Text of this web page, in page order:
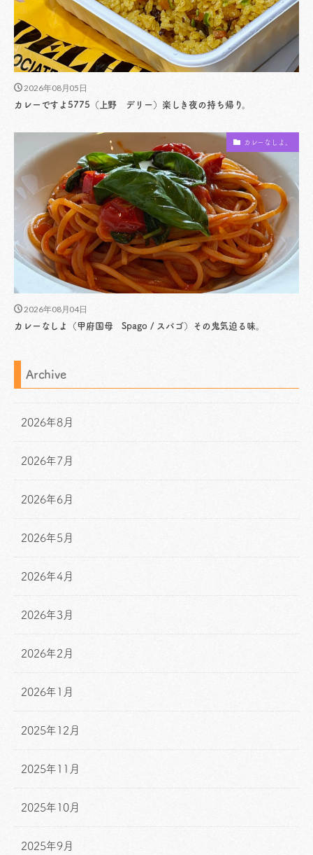
2026年08月05日
カレーですよ5775（上野 デリー）楽しき夜の持ち帰り。
カレーなしよ。
2026年08月04日
カレーなしよ（甲府国母 Spago / スパゴ）その鬼気迫る味。
Archive
2026年8月
2026年7月
2026年6月
2026年5月
2026年4月
2026年3月
2026年2月
2026年1月
2025年12月
2025年11月
2025年10月
2025年9月